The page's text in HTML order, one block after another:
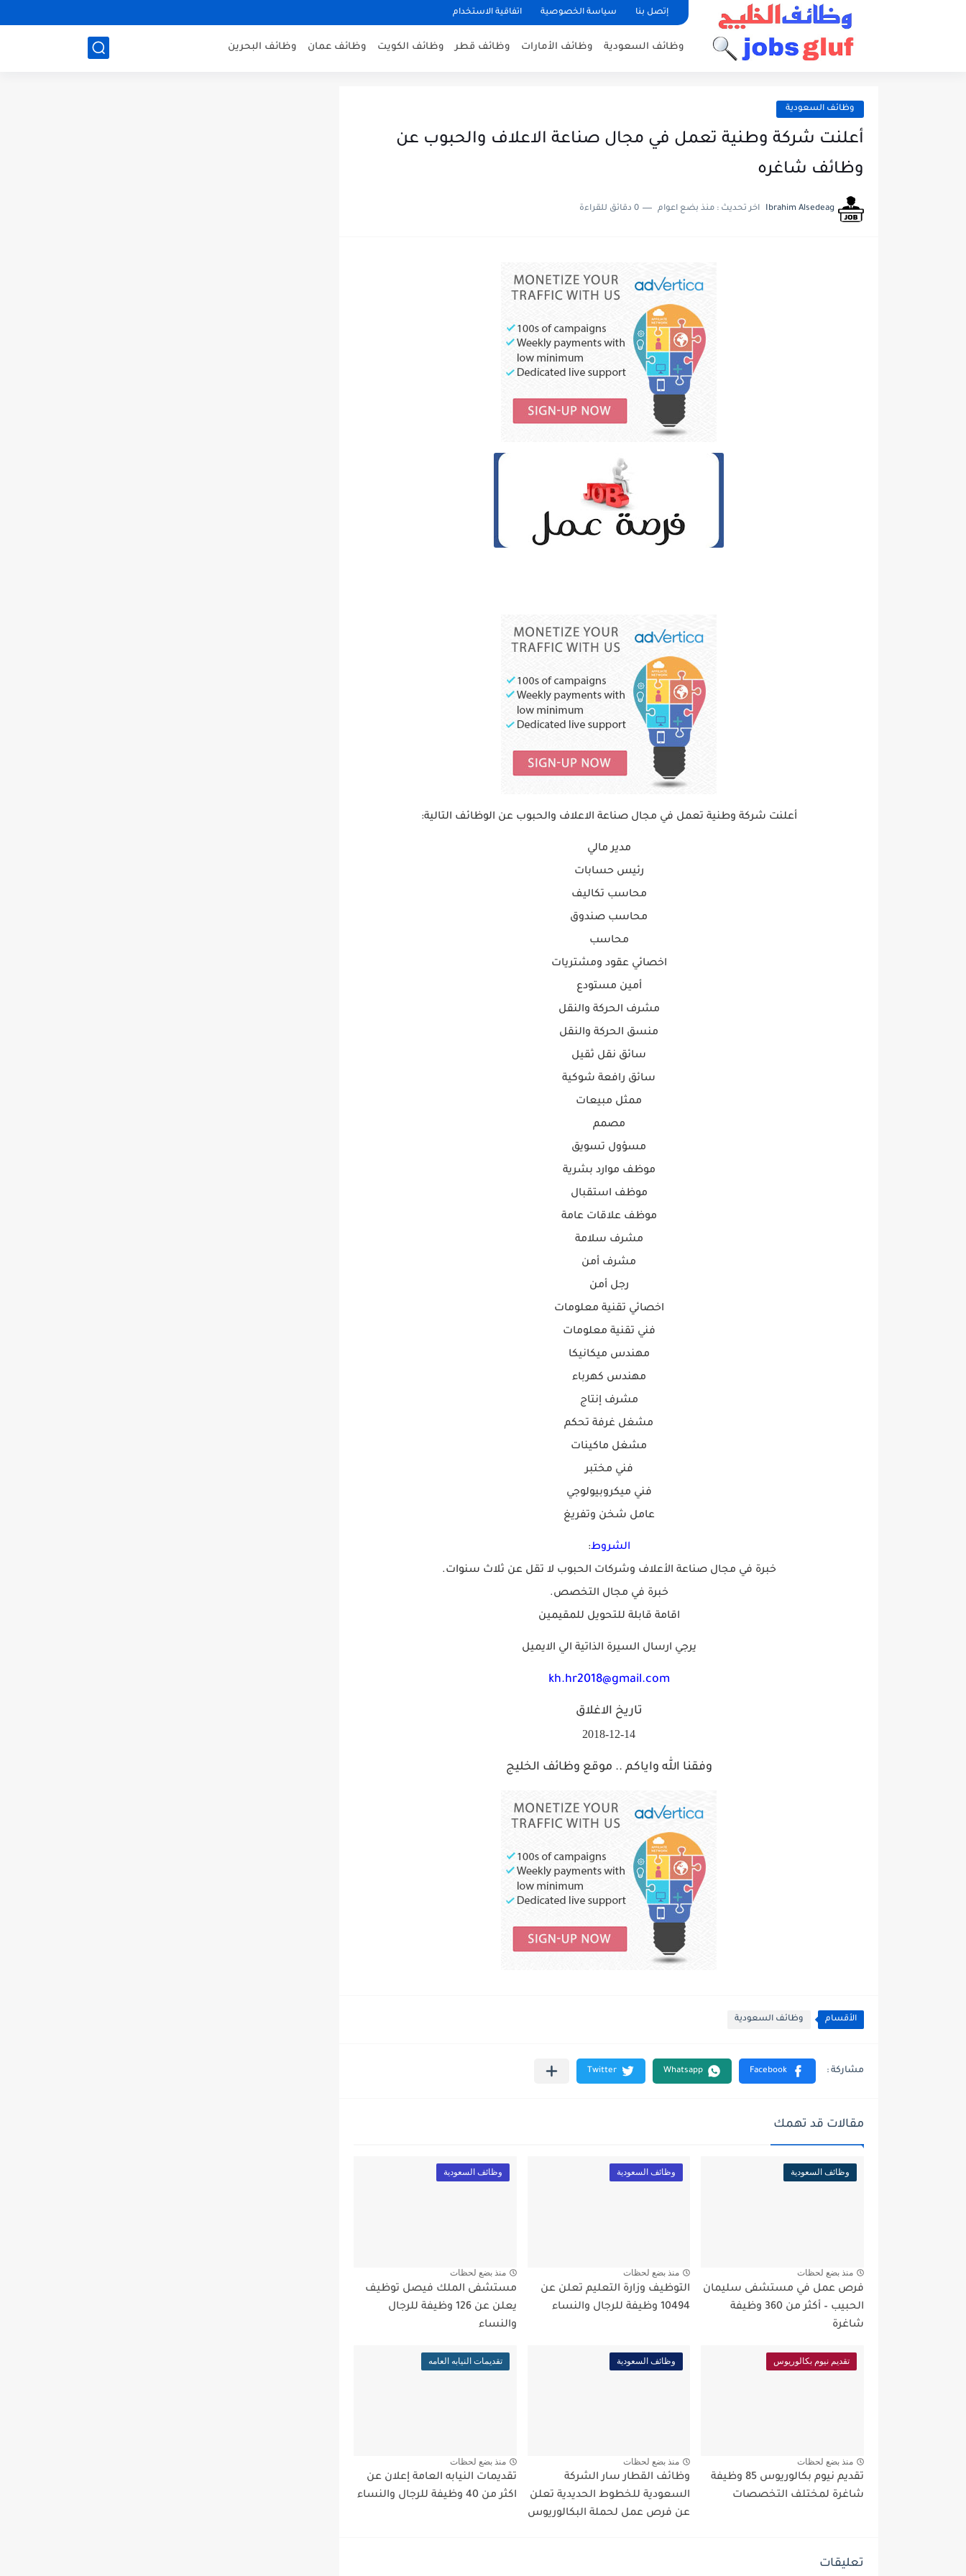
إتصل بنا سياسة الخصوصية اتفاقية الاستخدام
وظائف السعودية وظائف الأمارات وظائف قطر وظائف الكويت وظائف عمان وظائف البحرين
وظائف السعودية
أعلنت شركة وطنية تعمل في مجال صناعة الاعلاف والحبوب عن
وظائف شاغره
Ibrahim Alsedeag اخر تحديث : منذ بضع اعوام 0 دقائق للقراءة
أعلنت شركة وطنية تعمل في مجال صناعة الاعلاف والحبوب عن الوظائف التالية:
مدير مالي
رئيس حسابات
محاسب تكاليف
محاسب صندوق
محاسب
اخصائي عقود ومشتريات
أمين مستودع
مشرف الحركة والنقل
منسق الحركة والنقل
سائق نقل ثقيل
سائق رافعة شوكية
ممثل مبيعات
مصمم
مسؤول تسويق
موظف موارد بشرية
موظف استقبال
موظف علاقات عامة
مشرف سلامة
مشرف أمن
رجل أمن
اخصائي تقنية معلومات
فني تقنية معلومات
مهندس ميكانيكا
مهندس كهرباء
مشرف إنتاج
مشغل غرفة تحكم
مشغل ماكينات
فني مختبر
فني ميكروبيولوجي
عامل شخن وتفريغ
الشروط:
خبرة في مجال صناعة الأعلاف وشركات الحبوب لا تقل عن ثلاث سنوات.
خبرة في مجال التخصص.
اقامة قابلة للتحويل للمقيمين
يرجي ارسال السيرة الذاتية الي الايميل
kh.hr2018@gmail.com
تاريخ الاغلاق
2018-12-14
وفقنا الله واياكم .. موقع وظائف الخليج
الأقسام وظائف السعودية
مقالات قد تهمك
وظائف السعودية
منذ بضع لحظات
فرص عمل في مستشفى سليمان
الحبيب – أكثر من 360 وظيفة
شاغرة
وظائف السعودية
منذ بضع لحظات
التوظيف وزارة التعليم تعلن عن
10494 وظيفة للرجال والنساء
وظائف السعودية
منذ بضع لحظات
مستشفى الملك فيصل توظيف
يعلن عن 126 وظيفة للرجال
والنساء
تقديم نيوم بكالوريوس
منذ بضع لحظات
تقديم نيوم بكالوريوس 85 وظيفة
شاغرة لمختلف التخصصات
وظائف السعودية
منذ بضع لحظات
وظائف القطار سار الشركة
السعودية للخطوط الحديدية تعلن
عن فرص عمل لحملة البكالوريوس
تقديمات النيابه العامه
منذ بضع لحظات
تقديمات النيابه العامة إعلان عن
اكثر من 40 وظيفة للرجال والنساء
تعليقات